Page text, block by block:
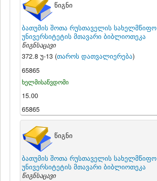
წიგნი
ბათუმის შოთა რუსთაველის სახელმწიფო
უნივერსიტეტის მთავარი ბიბლიოთეკა
წიგნსაცავი
372.8 უ-13 (თაროს დათვალიერება)
65865
ხელმისაწვდომი
15.00
65865
წიგნი
ბათუმის შოთა რუსთაველის სახელმწიფო
უნივერსიტეტის მთავარი ბიბლიოთეკა
წიგნსაცავი